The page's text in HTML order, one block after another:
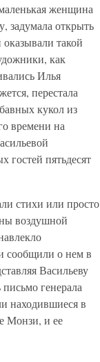
женщина
задумала открыть
такой
как
Илья
перестала
кукол из
времени на
гостей пятьдесят
стихи или просто
воздушной
сообщили о нем в
Васильеву
генерала
находившиеся в
Монзи, и ее